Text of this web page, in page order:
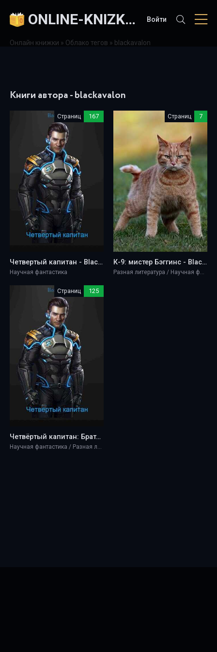
ONLINE-KNIZKI.COM Войти
Онлайн книжки » Облако тегов » blackavalon
Книги автора - blackavalon
Страниц 167
Четвертый капитан - BlackAvalon
Научная фантастика
Страниц 7
К-9: мистер Бэггинс - BlackAvalon
Разная литература / Научная фантастика
Страниц 125
Четвёртый капитан: Братские узы - BlackAvalon
Научная фантастика / Разная литература